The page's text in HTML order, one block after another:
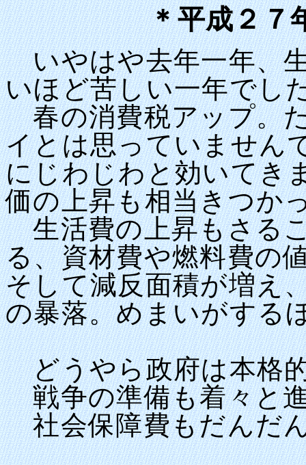
＊平成２７
いやはや去年一年、
いほど苦しい一年でし
春の消費税アップ。
イとは思っていません
にじわじわと効いてき
価の上昇も相当きつか
生活費の上昇もさる
る、資材費や燃料費の
そして減反面積が増え
の暴落。めまいがする
どうやら政府は本格
戦争の準備も着々と
社会保障費もだんだ